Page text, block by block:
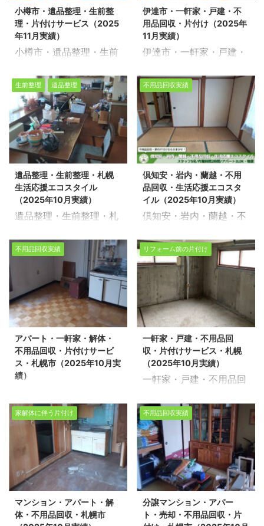
します。 不用品回収や遺
品整理の実績多数ござい
ます！お客様 ...
す。 不用品回収や遺品整
理の実績多数ございま
す！お客様一人ひ ...
タッフ6名/作業日数1日
半/戸建4LDK・物置 不動
産売却物件の整理や不用
品回収、遺品整理に関す
ちにお任せください。経
験豊富で信頼できるスタ
ッフが、お客様のご希望
に寄り添い、安心してい
ただけるサービスを提供
いたします。 不用品回収
や遺品整理の実績多数ご
ざいます！お客様一人ひ
とりの想い ...
回は、札幌市中央区の老
人ホームで遺品整理の片
付け作業をさせて頂きま
した。 ※スタッフ4名/作
1LDK 不動産売却物件の
整理や不用品回収、遺品
整理に関するお悩みは、
どうぞ私たちにお任せく
ださい。経験豊富で信頼
できるスタッフが、お客
様のご希望に寄り添い、
安心していただけるサー
ビスを提供いたします。
不用品回収 ...
小樽市・遺品整理・生前整
理・片付けサービス（2025
年11月実績）
小樽市・遺品整理・生前
（2025年11月実績） 生
活応援エコスタイルでは
不用品回収・遺品整理・
家の片付けを行っており
ます。今回は、小樽市で
一軒家の遺品整理作業を
させて頂きました。 ※ス
タッフ5名/作業日数1日/
戸建4LDK・車庫 不動産
売却物件の整理や不用品
回収、遺品整理に関する
にお任せください。経験
豊富で信頼できるスタッ
フが、お客様のご希望に
寄り添い、安心していた
だけるサービスを提供い
たします。 不用品回収や
遺品整理の実績多数ござ
います！お客様一人ひと
りの想いに ...
伊達市・一軒家・戸建・不
用品回収・片付け（2025年
11月実績）
伊達市・一軒家・戸建・
（2025年11月実績） 生
活応援エコスタイルでは
不用品回収・遺品整理・
家の片付けを行っており
ます。今回は、伊達市で
売却に伴う片付け作業を
させて頂きました。 ※ス
タッフ5名/作業時間6時
間/戸建4LDK・倉庫 不動
産売却物件の整理や不用
品回収、遺品整理に関す
ちにお任せください。経
験豊富で信頼できるスタ
ッフが、お客様のご希望
に寄り添い、安心してい
ただけるサービスを提供
いたします。 不用品回収
や遺品整理の実績多数ご
ざいます！お客様一人ひ
とりの想いに ...
生前整理 遺品整理
遺品整理・生前整理・札幌
生活応援エコスタイル
（2025年10月実績）
遺品整理・生前整理・札
（2025年10月実績） 生
活応援エコスタイルでは
不用品回収・遺品整理・
家の片付けを行っており
ます。今回は、札幌市豊
平区で分譲マンションの
遺品整理のお片付けを環
境事業公社とさせて頂き
ました。 ※スタッフ7名/
作業日数２日/分譲マン
整理や不用品回収、遺品
整理に関するお悩みは、
どうぞ私たちにお任せく
ださい。経験豊富で信頼
できるスタッフが、お客
様のご希望に寄り添い、
安心していただけるサー
ビスを提供いたします。
不用品回収実績
倶知安・岩内・蘭越・不用
品回収・生活応援エコスタ
イル（2025年10月実績）
倶知安・岩内・蘭越・不
スタイル（2025年10月
実績） 生活応援エコスタ
イルでは不用品回収・遺
品整理・家の片付けを行
っております。今回は、
倶知安町でアパートの不
用品回収をさせて頂きま
した。 ※スタッフ5名/作
業時間2時間/アパート
2LDK・物置 不動産売却
物件の整理や不用品回
悩みは、どうぞ私たちに
お任せください。経験豊
富で信頼できるスタッフ
が、お客様のご希望に寄
り添い、安心していただ
けるサービスを提供いた
します。 不用品回収や遺
品整理の実績多数ござい
不用品回収実績
アパート・一軒家・解体・
不用品回収・片付けサービ
ス・札幌市（2025年10月実
績）
体・不用品回収・片付け
サービス・札幌市
（2025年10月実績） 生
活応援エコスタイルでは
不用品回収・遺品整理・
家の片付けを行っており
ます。今回は、札幌市中
央区でアパートの解体に
伴う不用品回収を環境事
リフォーム前の片付け
一軒家・戸建・不用品回
収・片付けサービス・札幌
（2025年10月実績）
一軒家・戸建・不用品回
幌（2025年10月実績）
生活応援エコスタイルで
は不用品回収・遺品整
理・家の片付けを行って
おります。今回は、札幌
市清田区でリフォームに
伴う不用品回収を環境事
業公社とさせて頂きまし
た。 スタッフ5名/作業時
家解体に伴う片付け
マンション・アパート・解
体・不用品回収・札幌市
不用品回収実績
分譲マンション・アパー
ト・売却・不用品回収・片